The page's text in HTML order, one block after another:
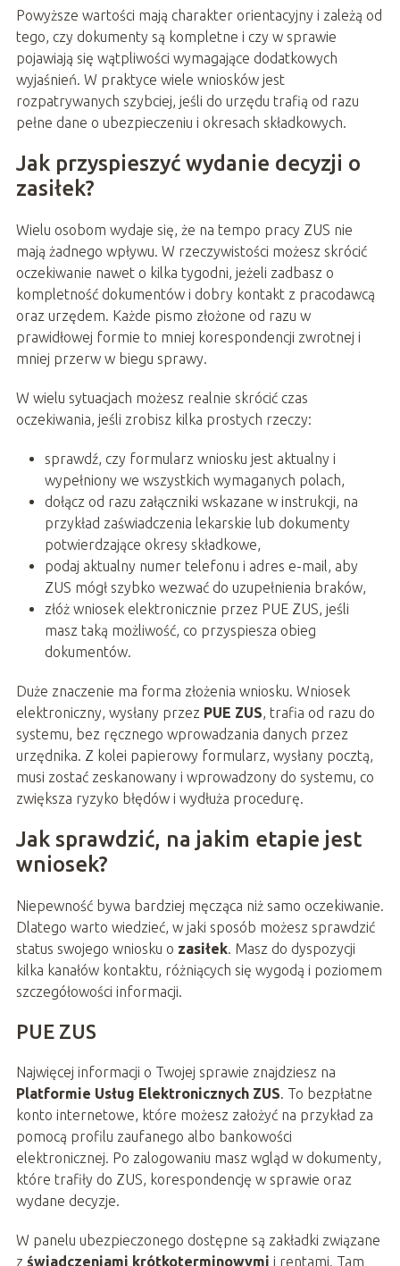
Powyższe wartości mają charakter orientacyjny i zależą od
tego, czy dokumenty są kompletne i czy w sprawie
pojawiają się wątpliwości wymagające dodatkowych
wyjaśnień. W praktyce wiele wniosków jest
rozpatrywanych szybciej, jeśli do urzędu trafią od razu
pełne dane o ubezpieczeniu i okresach składkowych.
Jak przyspieszyć wydanie decyzji o
zasiłek?
Wielu osobom wydaje się, że na tempo pracy ZUS nie
mają żadnego wpływu. W rzeczywistości możesz skrócić
oczekiwanie nawet o kilka tygodni, jeżeli zadbasz o
kompletność dokumentów i dobry kontakt z pracodawcą
oraz urzędem. Każde pismo złożone od razu w
prawidłowej formie to mniej korespondencji zwrotnej i
mniej przerw w biegu sprawy.
W wielu sytuacjach możesz realnie skrócić czas
oczekiwania, jeśli zrobisz kilka prostych rzeczy:
sprawdź, czy formularz wniosku jest aktualny i
wypełniony we wszystkich wymaganych polach,
dołącz od razu załączniki wskazane w instrukcji, na
przykład zaświadczenia lekarskie lub dokumenty
potwierdzające okresy składkowe,
podaj aktualny numer telefonu i adres e-mail, aby
ZUS mógł szybko wezwać do uzupełnienia braków,
złóż wniosek elektronicznie przez PUE ZUS, jeśli
masz taką możliwość, co przyspiesza obieg
dokumentów.
Duże znaczenie ma forma złożenia wniosku. Wniosek
elektroniczny, wysłany przez PUE ZUS, trafia od razu do
systemu, bez ręcznego wprowadzania danych przez
urzędnika. Z kolei papierowy formularz, wysłany pocztą,
musi zostać zeskanowany i wprowadzony do systemu, co
zwiększa ryzyko błędów i wydłuża procedurę.
Jak sprawdzić, na jakim etapie jest
wniosek?
Niepewność bywa bardziej męcząca niż samo oczekiwanie.
Dlatego warto wiedzieć, w jaki sposób możesz sprawdzić
status swojego wniosku o zasiłek. Masz do dyspozycji
kilka kanałów kontaktu, różniących się wygodą i poziomem
szczegółowości informacji.
PUE ZUS
Najwięcej informacji o Twojej sprawie znajdziesz na
Platformie Usług Elektronicznych ZUS. To bezpłatne
konto internetowe, które możesz założyć na przykład za
pomocą profilu zaufanego albo bankowości
elektronicznej. Po zalogowaniu masz wgląd w dokumenty,
które trafiły do ZUS, korespondencję w sprawie oraz
wydane decyzje.
W panelu ubezpieczonego dostępne są zakładki związane
z świadczeniami krótkoterminowymi i rentami. Tam